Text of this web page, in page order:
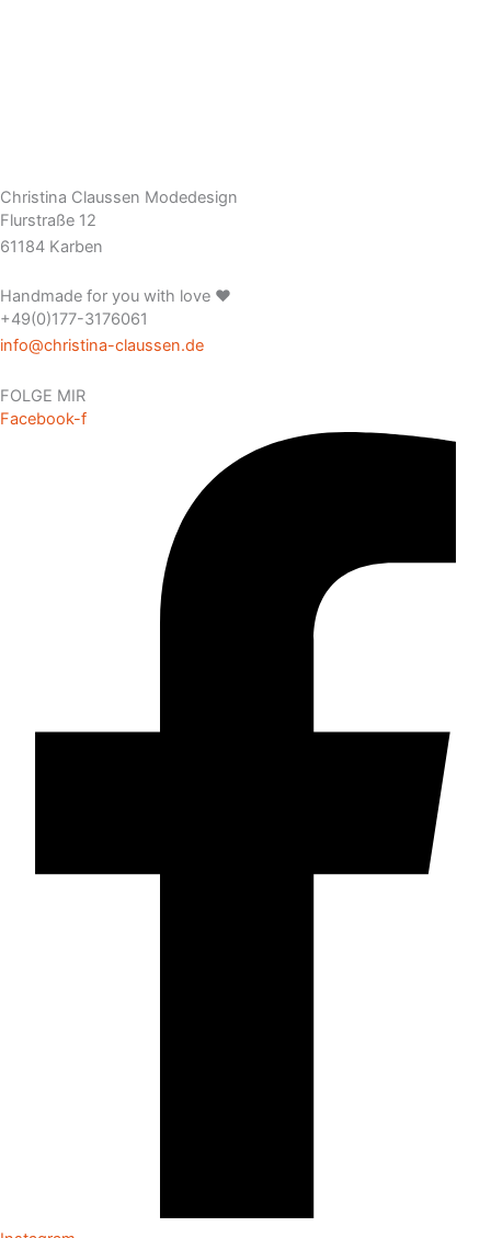
Christina Claussen Modedesign
Flurstraße 12
61184 Karben
Handmade for you with love ❤️
+49(0)177-3176061
info@christina-claussen.de
FOLGE MIR
Facebook-f